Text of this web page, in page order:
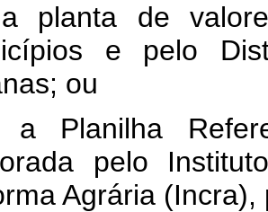
planta de
e pelo
ou
Planilha
pelo
Agrária